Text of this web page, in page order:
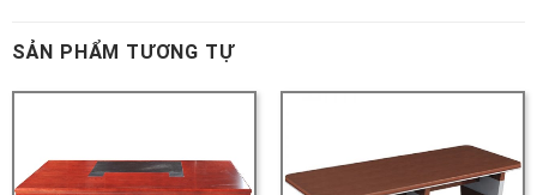
SẢN PHẨM TƯƠNG TỰ